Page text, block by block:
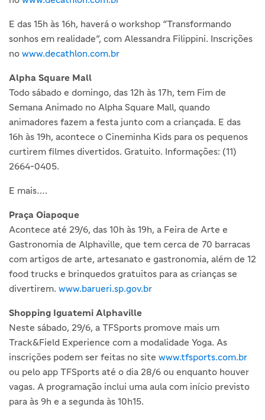
E das 15h às 16h, haverá o workshop “Transformando
sonhos em realidade”, com Alessandra Filippini. Inscrições
no www.decathlon.com.br
Alpha Square Mall
Todo sábado e domingo, das 12h às 17h, tem Fim de
Semana Animado no Alpha Square Mall, quando
animadores fazem a festa junto com a criançada. E das
16h às 19h, acontece o Cineminha Kids para os pequenos
curtirem filmes divertidos. Gratuito. Informações: (11)
2664-0405.
E mais….
Praça Oiapoque
Acontece até 29/6, das 10h às 19h, a Feira de Arte e
Gastronomia de Alphaville, que tem cerca de 70 barracas
com artigos de arte, artesanato e gastronomia, além de 12
food trucks e brinquedos gratuitos para as crianças se
divertirem. www.barueri.sp.gov.br
Shopping Iguatemi Alphaville
Neste sábado, 29/6, a TFSports promove mais um
Track&Field Experience com a modalidade Yoga. As
inscrições podem ser feitas no site www.tfsports.com.br
ou pelo app TFSports até o dia 28/6 ou enquanto houver
vagas. A programação inclui uma aula com início previsto
para às 9h e a segunda às 10h15.